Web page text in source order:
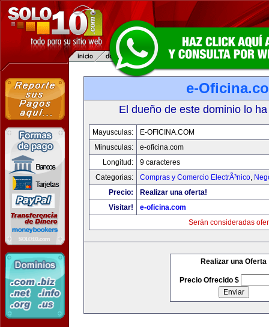
e-
El dueño de este dominio lo
Mayusculas:
E-OFICINA.COM
Minusculas:
e-oficina.com
Longitud:
9 caracteres
Categorias:
Compras y Comercio ElectrÃ³nico,
Precio:
Realizar una oferta!
Visitar!
e-oficina.com
Serán consideradas
Realizar una Oferta
Precio Ofrecido $